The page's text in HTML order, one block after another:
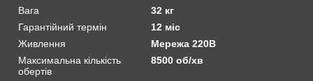
Вага
32 кг
Гарантійний термін
12 міс
Живлення
Мережа 220В
Максимальна кількість
обертів
8500 об/хв